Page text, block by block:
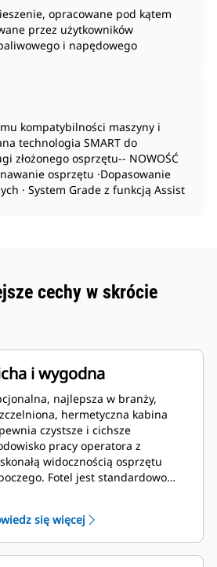
opracowane pod kątem
przez użytkowników
i napędowego
kompatybilności maszyny i
technologia SMART do
złożonego osprzętu-- NOWOŚĆ
osprzętu ·Dopasowanie
· System Grade z funkcją Assist
cechy w skrócie
i wygodna
najlepsza w branży,
hermetyczna kabina
czystsze i cichsze
pracy operatora z
widocznością osprzętu
Fotel jest standardowo
pozycję branżowego lidera
komfortu operatora.
się więcej